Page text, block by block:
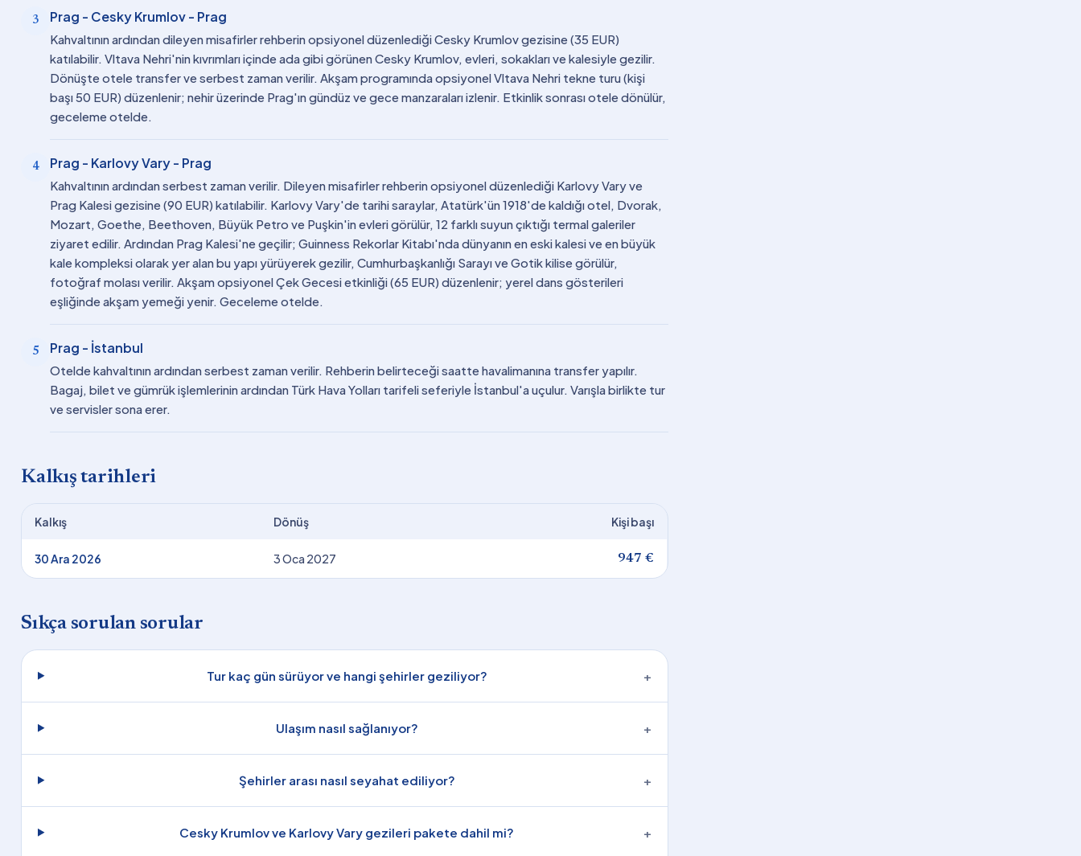
3 Prag - Cesky Krumlov - Prag
Kahvaltının ardından dileyen misafirler rehberin opsiyonel düzenlediği Cesky Krumlov gezisine (35 EUR)
katılabilir. Vltava Nehri'nin kıvrımları içinde ada gibi görünen Cesky Krumlov, evleri, sokakları ve kalesiyle gezilir.
Dönüşte otele transfer ve serbest zaman verilir. Akşam programında opsiyonel Vltava Nehri tekne turu (kişi
başı 50 EUR) düzenlenir; nehir üzerinde Prag'ın gündüz ve gece manzaraları izlenir. Etkinlik sonrası otele dönülür,
geceleme otelde.
4 Prag - Karlovy Vary - Prag
Kahvaltının ardından serbest zaman verilir. Dileyen misafirler rehberin opsiyonel düzenlediği Karlovy Vary ve
Prag Kalesi gezisine (90 EUR) katılabilir. Karlovy Vary'de tarihi saraylar, Atatürk'ün 1918'de kaldığı otel, Dvorak,
Mozart, Goethe, Beethoven, Büyük Petro ve Puşkin'in evleri görülür, 12 farklı suyun çıktığı termal galeriler
ziyaret edilir. Ardından Prag Kalesi'ne geçilir; Guinness Rekorlar Kitabı'nda dünyanın en eski kalesi ve en büyük
kale kompleksi olarak yer alan bu yapı yürüyerek gezilir, Cumhurbaşkanlığı Sarayı ve Gotik kilise görülür,
fotoğraf molası verilir. Akşam opsiyonel Çek Gecesi etkinliği (65 EUR) düzenlenir; yerel dans gösterileri
eşliğinde akşam yemeği yenir. Geceleme otelde.
5 Prag - İstanbul
Otelde kahvaltının ardından serbest zaman verilir. Rehberin belirteceği saatte havalimanına transfer yapılır.
Bagaj, bilet ve gümrük işlemlerinin ardından Türk Hava Yolları tarifeli seferiyle İstanbul'a uçulur. Varışla birlikte tur
ve servisler sona erer.
Kalkış tarihleri
Kalkış Dönüş Kişi başı
30 Ara 2026 3 Oca 2027 947 €
Sıkça sorulan sorular
Tur kaç gün sürüyor ve hangi şehirler geziliyor? +
Ulaşım nasıl sağlanıyor? +
Şehirler arası nasıl seyahat ediliyor? +
Cesky Krumlov ve Karlovy Vary gezileri pakete dahil mi? +